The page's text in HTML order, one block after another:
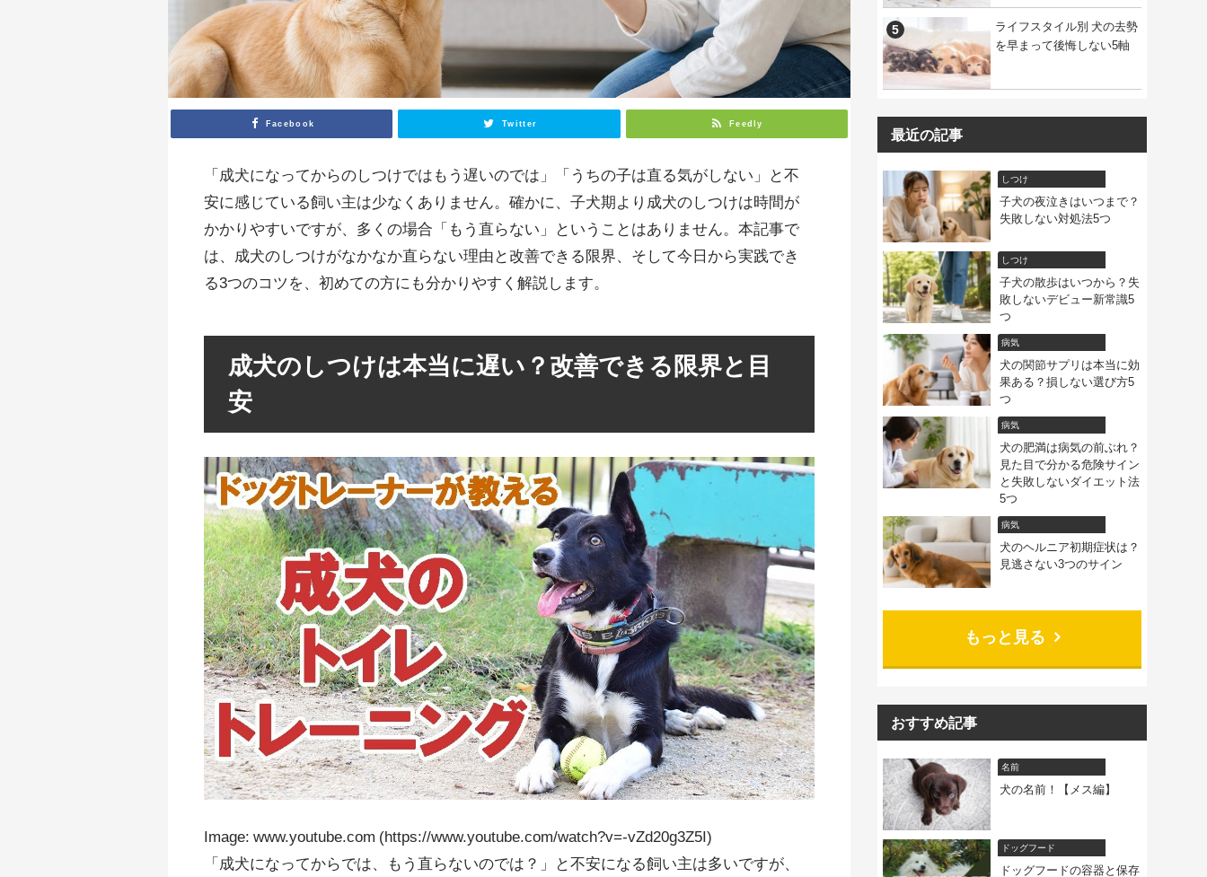
Facebook Twitter Feedly
「成犬になってからのしつけではもう遅いのでは」「うちの子は直る気がしない」と不
安に感じている飼い主は少なくありません。確かに、子犬期より成犬のしつけは時間が
かかりやすいですが、多くの場合「もう直らない」ということはありません。本記事で
は、成犬のしつけがなかなか直らない理由と改善できる限界、そして今日から実践でき
る3つのコツを、初めての方にも分かりやすく解説します。
成犬のしつけは本当に遅い？改善できる限界と目
安
Image: www.youtube.com (https://www.youtube.com/watch?v=-vZd20g3Z5I)
「成犬になってからでは、もう直らないのでは？」と不安になる飼い主は多いですが、
ライフスタイル別 犬の去勢
を早まって後悔しない5軸
最近の記事
しつけ
子犬の夜泣きはいつまで？
失敗しない対処法5つ
しつけ
子犬の散歩はいつから？失
敗しないデビュー新常識5
つ
病気
犬の関節サプリは本当に効
果ある？損しない選び方5
つ
病気
犬の肥満は病気の前ぶれ？
見た目で分かる危険サイン
と失敗しないダイエット法
5つ
病気
犬のヘルニア初期症状は？
見逃さない3つのサイン
もっと見る
おすすめ記事
名前
犬の名前！【メス編】
ドッグフード
ドッグフードの容器と保存